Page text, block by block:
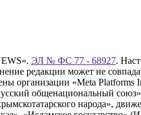
ЭЛ № ФС 77 - 68927.
редакции может не
организации «Meta
общенациональный
народа»,